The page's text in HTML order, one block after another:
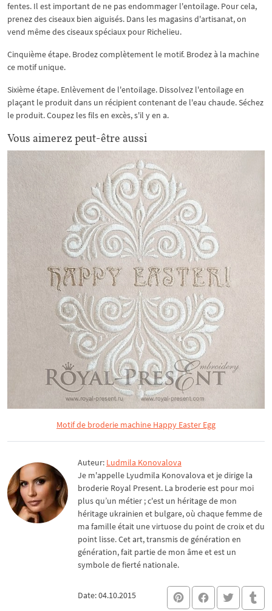
fentes. Il est important de ne pas endommager l'entoilage. Pour cela,
prenez des ciseaux bien aiguisés. Dans les magasins d'artisanat, on
vend même des ciseaux spéciaux pour Richelieu.
Cinquième étape. Brodez complètement le motif. Brodez à la machine
ce motif unique.
Sixième étape. Enlèvement de l'entoilage. Dissolvez l'entoilage en
plaçant le produit dans un récipient contenant de l'eau chaude. Séchez
le produit. Coupez les fils en excès, s'il y en a.
Vous aimerez peut-être aussi
Motif de broderie machine Happy Easter Egg
Auteur: Ludmila Konovalova
Je m'appelle Lyudmila Konovalova et je dirige la
broderie Royal Present. La broderie est pour moi
plus qu’un métier ; c'est un héritage de mon
héritage ukrainien et bulgare, où chaque femme de
ma famille était une virtuose du point de croix et du
point lisse. Cet art, transmis de génération en
génération, fait partie de mon âme et est un
symbole de fierté nationale.
Date: 04.10.2015